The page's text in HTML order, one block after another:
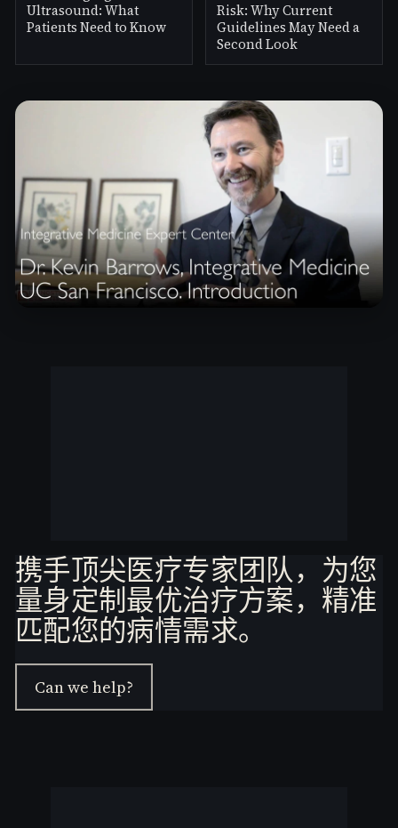
Ultrasound: What
Patients Need to Know
Risk: Why Current
Guidelines May Need a
Second Look
携手顶尖医疗专家团队，为您
量身定制最优治疗方案，精准
匹配您的病情需求。
Can we help?